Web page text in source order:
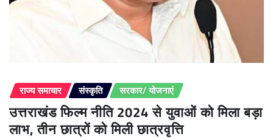
राज्य समाचार संस्कृति सरकार/ योजनाएं
उत्तराखंड फिल्म नीति 2024 से युवाओं को मिला बड़ा
लाभ, तीन छात्रों को मिली छात्रवृत्ति